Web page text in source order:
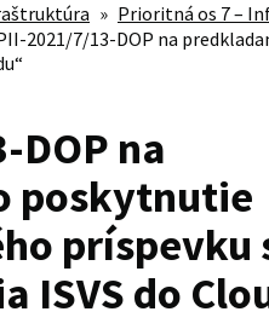
» Prioritná os 7 –
2021/7/13-DOP na
DOP na
poskytnutie
príspevku
ISVS do